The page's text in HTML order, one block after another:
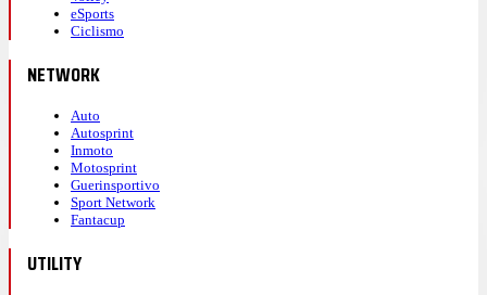
eSports
Ciclismo
NETWORK
Auto
Autosprint
Inmoto
Motosprint
Guerinsportivo
Sport Network
Fantacup
UTILITY